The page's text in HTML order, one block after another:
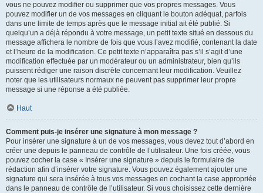
vous ne pouvez modifier ou supprimer que vos propres messages. Vous
pouvez modifier un de vos messages en cliquant le bouton adéquat, parfois
dans une limite de temps après que le message initial ait été publié. Si
quelqu’un a déjà répondu à votre message, un petit texte situé en dessous du
message affichera le nombre de fois que vous l’avez modifié, contenant la date
et l’heure de la modification. Ce petit texte n’apparaîtra pas s’il s’agit d’une
modification effectuée par un modérateur ou un administrateur, bien qu’ils
puissent rédiger une raison discrète concernant leur modification. Veuillez
noter que les utilisateurs normaux ne peuvent pas supprimer leur propre
message si une réponse a été publiée.
Haut
Comment puis-je insérer une signature à mon message ?
Pour insérer une signature à un de vos messages, vous devez tout d’abord en
créer une depuis le panneau de contrôle de l’utilisateur. Une fois créée, vous
pouvez cocher la case « Insérer une signature » depuis le formulaire de
rédaction afin d’insérer votre signature. Vous pouvez également ajouter une
signature qui sera insérée à tous vos messages en cochant la case appropriée
dans le panneau de contrôle de l’utilisateur. Si vous choisissez cette dernière